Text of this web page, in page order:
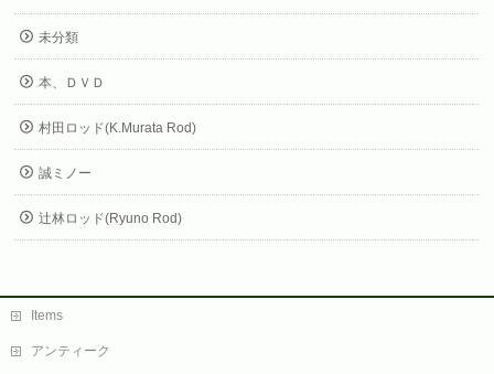
未分類
本、ＤＶＤ
村田ロッド(K.Murata Rod)
誠ミノー
辻林ロッド(Ryuno Rod)
Items
アンティーク